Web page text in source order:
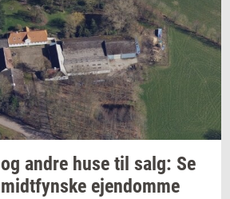
og andre huse til salg: Se
midt­fyn­s­ke ejen­dom­me